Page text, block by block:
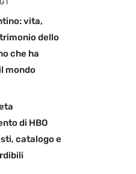
vita,
dello
che ha
mondo
di HBO
catalogo e